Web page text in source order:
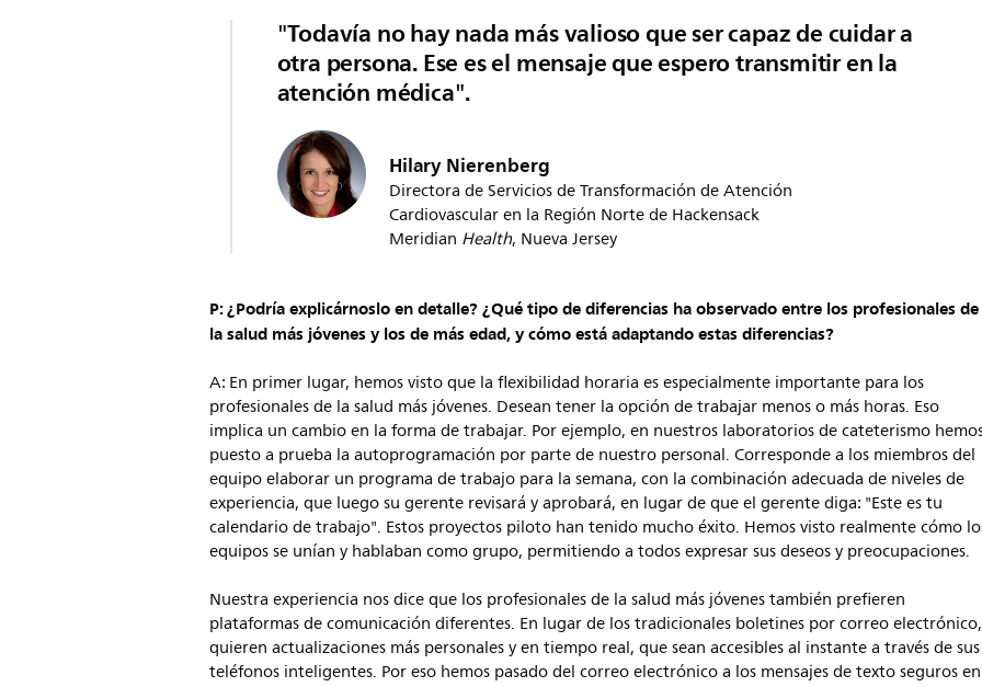
"Todavía no hay nada más valioso que ser capaz de cuidar a
otra persona. Ese es el mensaje que espero transmitir en la
atención médica".
Hilary Nierenberg
Directora de Servicios de Transformación de Atención
Cardiovascular en la Región Norte de Hackensack
Meridian Health, Nueva Jersey
P: ¿Podría explicárnoslo en detalle? ¿Qué tipo de diferencias ha observado entre los profesionales de
la salud más jóvenes y los de más edad, y cómo está adaptando estas diferencias?
A: En primer lugar, hemos visto que la flexibilidad horaria es especialmente importante para los
profesionales de la salud más jóvenes. Desean tener la opción de trabajar menos o más horas. Eso
implica un cambio en la forma de trabajar. Por ejemplo, en nuestros laboratorios de cateterismo
puesto a prueba la autoprogramación por parte de nuestro personal. Corresponde a los miembros del
equipo elaborar un programa de trabajo para la semana, con la combinación adecuada de niveles de
experiencia, que luego su gerente revisará y aprobará, en lugar de que el gerente diga: "Este es tu
calendario de trabajo". Estos proyectos piloto han tenido mucho éxito. Hemos visto realmente cómo
equipos se unían y hablaban como grupo, permitiendo a todos expresar sus deseos y preocupaciones.
Nuestra experiencia nos dice que los profesionales de la salud más jóvenes también prefieren
plataformas de comunicación diferentes. En lugar de los tradicionales boletines por correo electrónico,
quieren actualizaciones más personales y en tiempo real, que sean accesibles al instante a través de sus
teléfonos inteligentes. Por eso hemos pasado del correo electrónico a los mensajes de texto seguros en